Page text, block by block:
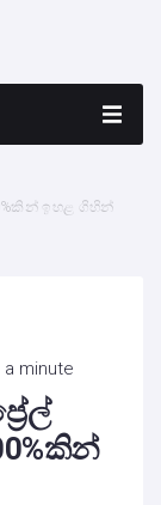
ඉහළ ගිහින්
minute